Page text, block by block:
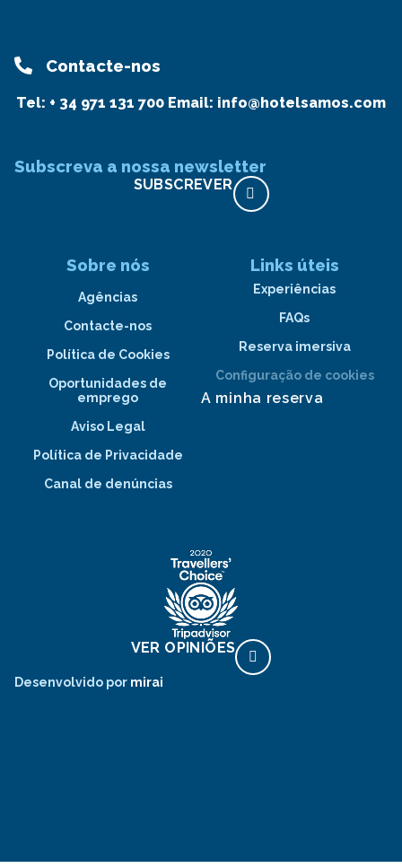
Contacte-nos
Tel: + 34 971 131 700 Email: info@hotelsamos.com
Subscreva a nossa newsletter
SUBSCREVER
Sobre nós
Agências
Contacte-nos
Política de Cookies
Oportunidades de
emprego
Aviso Legal
Política de Privacidade
Canal de denúncias
Links úteis
Experiências
FAQs
Reserva imersiva
Configuração de cookies
A minha reserva
VER OPINIÕES
Desenvolvido por mirai